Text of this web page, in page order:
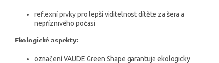
reflexní prvky pro lepší viditelnost dítěte za šera a
nepříznivého počasí
Ekologické aspekty:
označení VAUDE Green Shape garantuje ekologicky